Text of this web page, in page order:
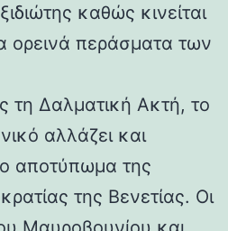
καθώς κινείται
ορεινά περάσματα των
τη Δαλματική Ακτή, το
αλλάζει και
αποτύπωμα της
της Βενετίας. Οι